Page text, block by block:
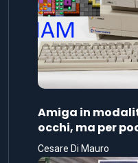
Amiga in
occhi, ma per
Cesare Di Mauro